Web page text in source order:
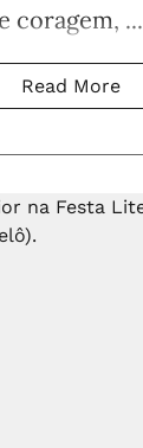
coragem, ...
Read More